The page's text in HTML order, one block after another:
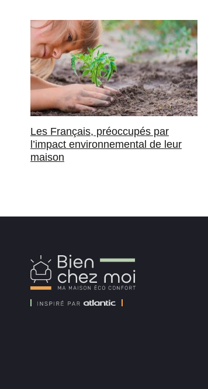
Les Français, préoccupés par
l’impact environnemental de leur
maison
Chez